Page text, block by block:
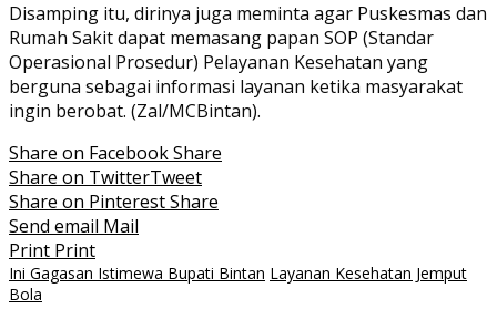
Disamping itu, dirinya juga meminta agar Puskesmas dan
Rumah Sakit dapat memasang papan SOP (Standar
Operasional Prosedur) Pelayanan Kesehatan yang
berguna sebagai informasi layanan ketika masyarakat
ingin berobat. (Zal/MCBintan).
Share on FacebookShare
Share on TwitterTweet
Share on PinterestShare
Send email Mail
Print Print
Ini Gagasan Istimewa Bupati Bintan Layanan Kesehatan Jemput
Bola